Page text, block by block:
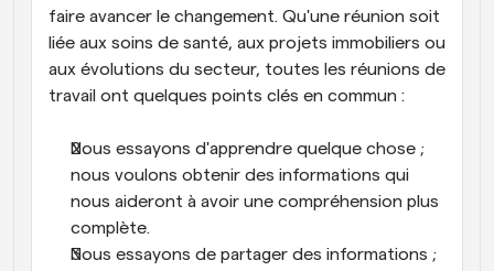
Webhooks
Soyez informé lorsque quelque chose se passe
faire avancer le changement. Qu'une réunion soit
liée aux soins de santé, aux projets immobiliers ou
aux évolutions du secteur, toutes les réunions de
travail ont quelques points clés en commun :
Nous essayons d'apprendre quelque chose ;
nous voulons obtenir des informations qui
nous aideront à avoir une compréhension plus
complète.
Nous essayons de partager des informations ;